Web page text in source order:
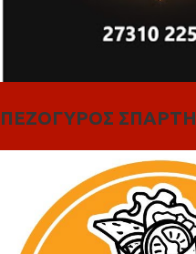
ΠΕΖΟΓΥΡΟΣ ΣΠΑΡΤΗ